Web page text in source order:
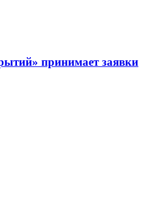
принимает заявки